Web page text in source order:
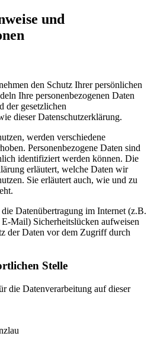
und
den Schutz Ihrer persönlichen
Ihre personenbezogenen Daten
der gesetzlichen
dieser Datenschutzerklärung.
werden verschiedene
Personenbezogene Daten sind
identifiziert werden können. Die
erläutert, welche Daten wir
Sie erläutert auch, wie und zu
Datenübertragung im Internet (z.B.
Mail) Sicherheitslücken aufweisen
der Daten vor dem Zugriff durch
Stelle
die Datenverarbeitung auf dieser